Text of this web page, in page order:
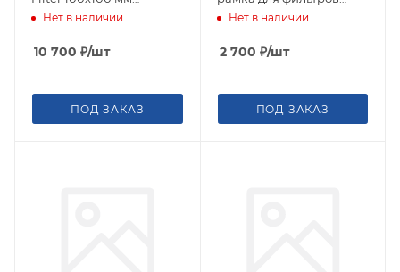
светофильтр
Нет в наличии
10 700 ₽/шт
ПОД ЗАКАЗ
100x150x2 мм
Нет в наличии
2 700 ₽/шт
ПОД ЗАКАЗ